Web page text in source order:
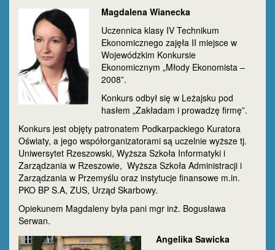
Magdalena Wianecka
Uczennica klasy IV Technikum
Ekonomicznego zajęła II miejsce w
Wojewódzkim Konkursie
Ekonomicznym „Młody Ekonomista –
2008”.
Konkurs odbył się w Leżajsku pod
hasłem „Zakładam i prowadzę firmę”.
Konkurs jest objęty patronatem Podkarpackiego Kuratora
Oświaty, a jego współorganizatorami są uczelnie wyższe tj.
Uniwersytet Rzeszowski, Wyższa Szkoła Informatyki i
Zarządzania w Rzeszowie, Wyższa Szkoła Administracji i
Zarządzania w Przemyślu oraz instytucje finansowe m.in.
PKO BP S.A, ZUS, Urząd Skarbowy.
Opiekunem Magdaleny była pani mgr inż. Bogusława
Serwan.
Angelika Sawicka